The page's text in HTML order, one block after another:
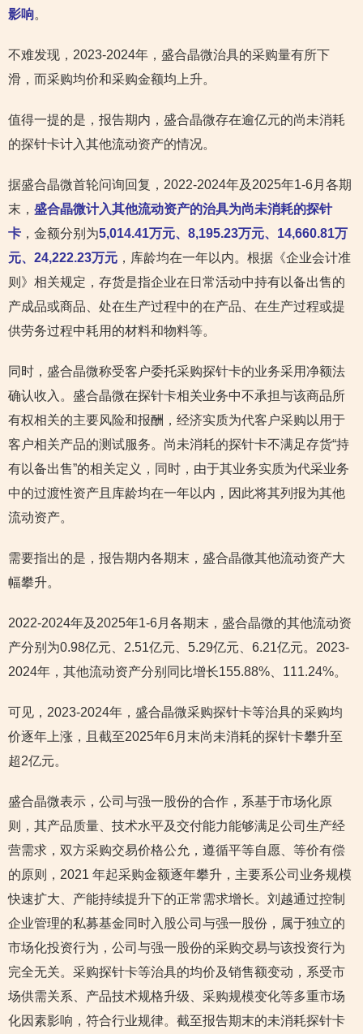
影响。
不难发现，2023-2024年，盛合晶微治具的采购量有所下
滑，而采购均价和采购金额均上升。
值得一提的是，报告期内，盛合晶微存在逾亿元的尚未消耗
的探针卡计入其他流动资产的情况。
据盛合晶微首轮问询回复，2022-2024年及2025年1-6月各期
末， 盛合晶微计入其他流动资产的治具为尚未消耗的探针
卡 ，金额分别为5,014.41万元、8,195.23万元、14,660.81万
元、24,222.23万元 ，库龄均在一年以内。根据《企业会计准
则》相关规定，存货是指企业在日常活动中持有以备出售的
产成品或商品、处在生产过程中的在产品、在生产过程或提
供劳务过程中耗用的材料和物料等。
同时，盛合晶微称受客户委托采购探针卡的业务采用净额法
确认收入。盛合晶微在探针卡相关业务中不承担与该商品所
有权相关的主要风险和报酬，经济实质为代客户采购以用于
客户相关产品的测试服务。尚未消耗的探针卡不满足存货“持
有以备出售”的相关定义，同时，由于其业务实质为代采业务
中的过渡性资产且库龄均在一年以内，因此将其列报为其他
流动资产。
需要指出的是，报告期内各期末，盛合晶微其他流动资产大
幅攀升。
2022-2024年及2025年1-6月各期末，盛合晶微的其他流动资
产分别为0.98亿元、2.51亿元、5.29亿元、6.21亿元。2023-
2024年，其他流动资产分别同比增长155.88%、111.24%。
可见，2023-2024年，盛合晶微采购探针卡等治具的采购均
价逐年上涨，且截至2025年6月末尚未消耗的探针卡攀升至
超2亿元。
盛合晶微表示，公司与强一股份的合作，系基于市场化原
则，其产品质量、技术水平及交付能力能够满足公司生产经
营需求，双方采购交易价格公允，遵循平等自愿、等价有偿
的原则，2021 年起采购金额逐年攀升，主要系公司业务规模
快速扩大、产能持续提升下的正常需求增长。刘越通过控制
企业管理的私募基金同时入股公司与强一股份，属于独立的
市场化投资行为，公司与强一股份的采购交易与该投资行为
完全无关。采购探针卡等治具的均价及销售额变动，系受市
场供需关系、产品技术规格升级、采购规模变化等多重市场
化因素影响，符合行业规律。截至报告期末的未消耗探针卡